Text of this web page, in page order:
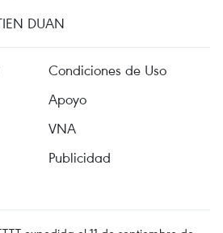
DUAN
Condiciones de Uso
Apoyo
VNA
Publicidad